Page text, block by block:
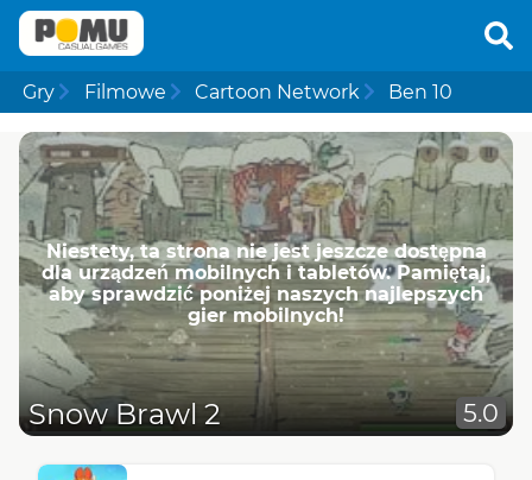
Gry Filmowe Cartoon Network Ben 10
Niestety, ta strona nie jest jeszcze dostępna
dla urządzeń mobilnych i tabletów. Pamiętaj,
aby sprawdzić poniżej naszych najlepszych
gier mobilnych!
Snow Brawl 2 5.0